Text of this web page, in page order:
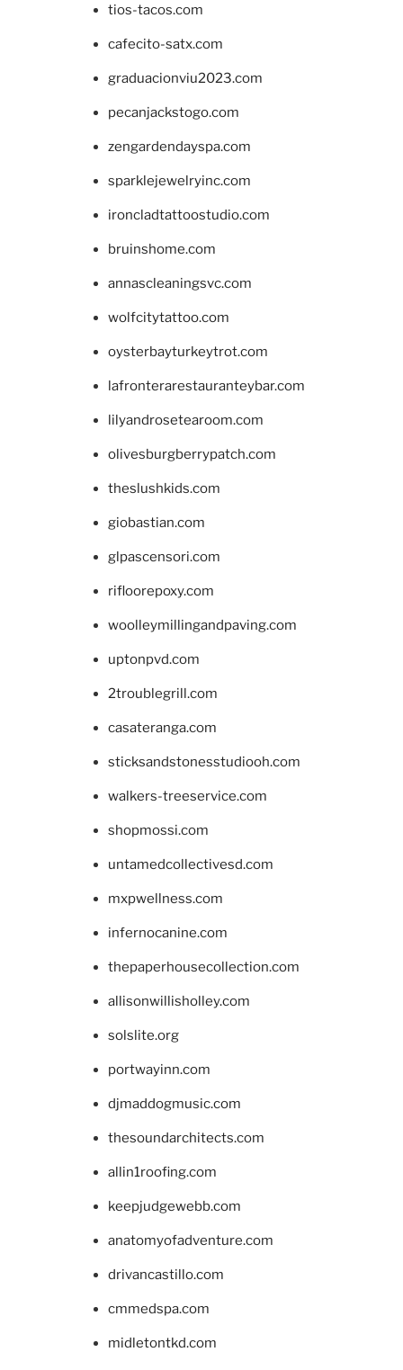
tios-tacos.com
cafecito-satx.com
graduacionviu2023.com
pecanjackstogo.com
zengardendayspa.com
sparklejewelryinc.com
ironcladtattoostudio.com
bruinshome.com
annascleaningsvc.com
wolfcitytattoo.com
oysterbayturkeytrot.com
lafronterarestauranteybar.com
lilyandrosetearoom.com
olivesburgberrypatch.com
theslushkids.com
giobastian.com
glpascensori.com
rifloorepoxy.com
woolleymillingandpaving.com
uptonpvd.com
2troublegrill.com
casateranga.com
sticksandstonesstudiooh.com
walkers-treeservice.com
shopmossi.com
untamedcollectivesd.com
mxpwellness.com
infernocanine.com
thepaperhousecollection.com
allisonwillisholley.com
solslite.org
portwayinn.com
djmaddogmusic.com
thesoundarchitects.com
allin1roofing.com
keepjudgewebb.com
anatomyofadventure.com
drivancastillo.com
cmmedspa.com
midletontkd.com